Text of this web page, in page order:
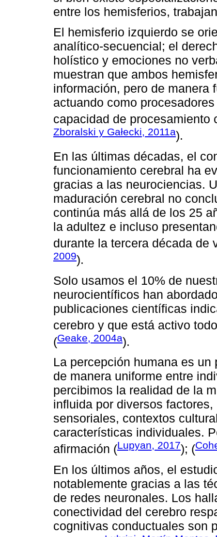
entre los hemisferios,
El hemisferio izquierdo se
analítico-secuencial; el
holístico y emociones no
muestran que ambos
información, pero de manera
actuando como
capacidad de procesamiento
Zboralski y Gałecki, 2011a).
En las últimas décadas, el
funcionamiento cerebral ha
gracias a las neurociencias.
maduración cerebral no
continúa más allá de los 25
la adultez e incluso
durante la tercera década de
2009).
Solo usamos el 10% de
neurocientíficos han
publicaciones científicas
cerebro y que está activo
(Geake, 2004a).
La percepción humana es
de manera uniforme entre
percibimos la realidad de la
influida por diversos
sensoriales, contextos
características individuales.
afirmación (Lupyan, 2017); (
En los últimos años, el
notablemente gracias a las
de redes neuronales. Los
conectividad del cerebro
cognitivas conductuales son